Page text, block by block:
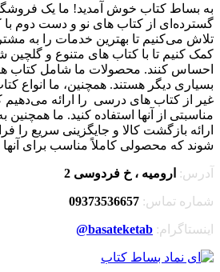
به بساط کتاب خوش آمدید! ما یک فروشگاه
گسترده‌ای از کتاب های نو و دست دوم
تلاش می‌کنیم تا بهترین خدمات را به
کمک کنیم تا با کتاب های متنوع و گلچین
احساس کنند. محصولات ما شامل کتاب
بسیاری دیگر هستند. همچنین، ما انواع
غیر از کتاب های درسی را ارائه می‌دهیم
مناسبتی از آنها استفاده کنید. ما
ارائه بازگشت کالا و جایگزینی سریع را
شوند که محصولی کاملاً مناسب برای آنها
آدرس: ارومیه ، خ فردوسی 2
شماره تماس: 09373536657
اینستاگرام: basateketab
@